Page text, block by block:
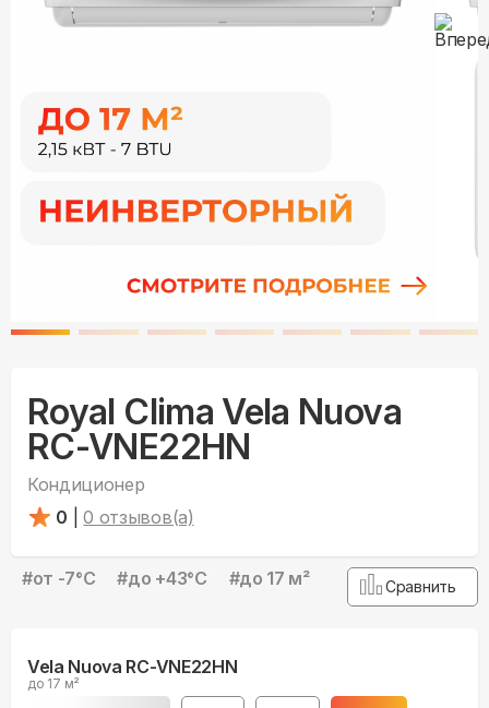
Royal Clima Vela Nuova
RC-VNE22HN
Кондиционер
0
0 отзывов(а)
#от -7°С #до +43°С #до 17 м² Сравнить
Vela Nuova RC-VNE22HN
до 17 м²